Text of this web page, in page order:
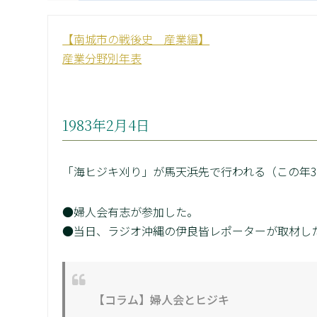
【南城市の戦後史 産業編】
産業分野別年表
1983年2月4日
「海ヒジキ刈り」が馬天浜先で行われる（この年3
●婦人会有志が参加した。
●当日、ラジオ沖縄の伊良皆レポーターが取材し
【コラム】婦人会とヒジキ